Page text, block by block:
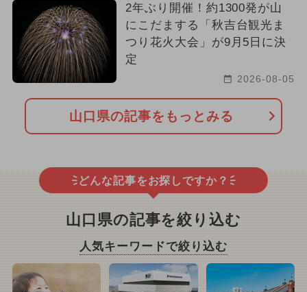
2年ぶり開催！約1300発が山
にこだまする「秋吉台観光ま
つり花火大会」が9月5日に決
定
2026-08-05
山口県の記事をもっとみる
どんな記事をお探しですか？
山口県の記事を絞り込む
人気キーワードで絞り込む